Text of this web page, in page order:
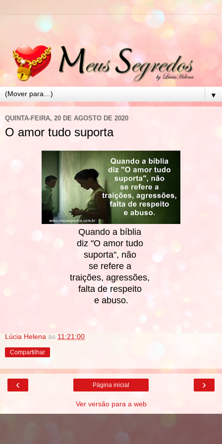
▼
QUINTA-FEIRA, 20 DE AGOSTO DE 2020
O amor tudo suporta
Quando a bíblia
diz "O amor tudo
suporta", não
se refere a
traições, agressões,
falta de respeito
e abuso.
Lúcia Helena às 11:21:00
Compartilhar
‹ ›
Página inicial
Ver versão para a web